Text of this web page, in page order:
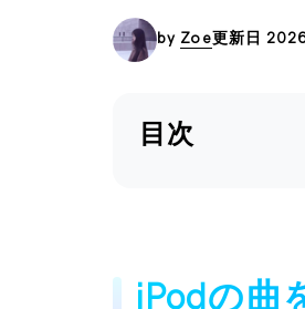
by Zoe更新日
目次
iPodの曲